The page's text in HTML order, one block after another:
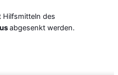
Hilfsmitteln des
abgesenkt werden.